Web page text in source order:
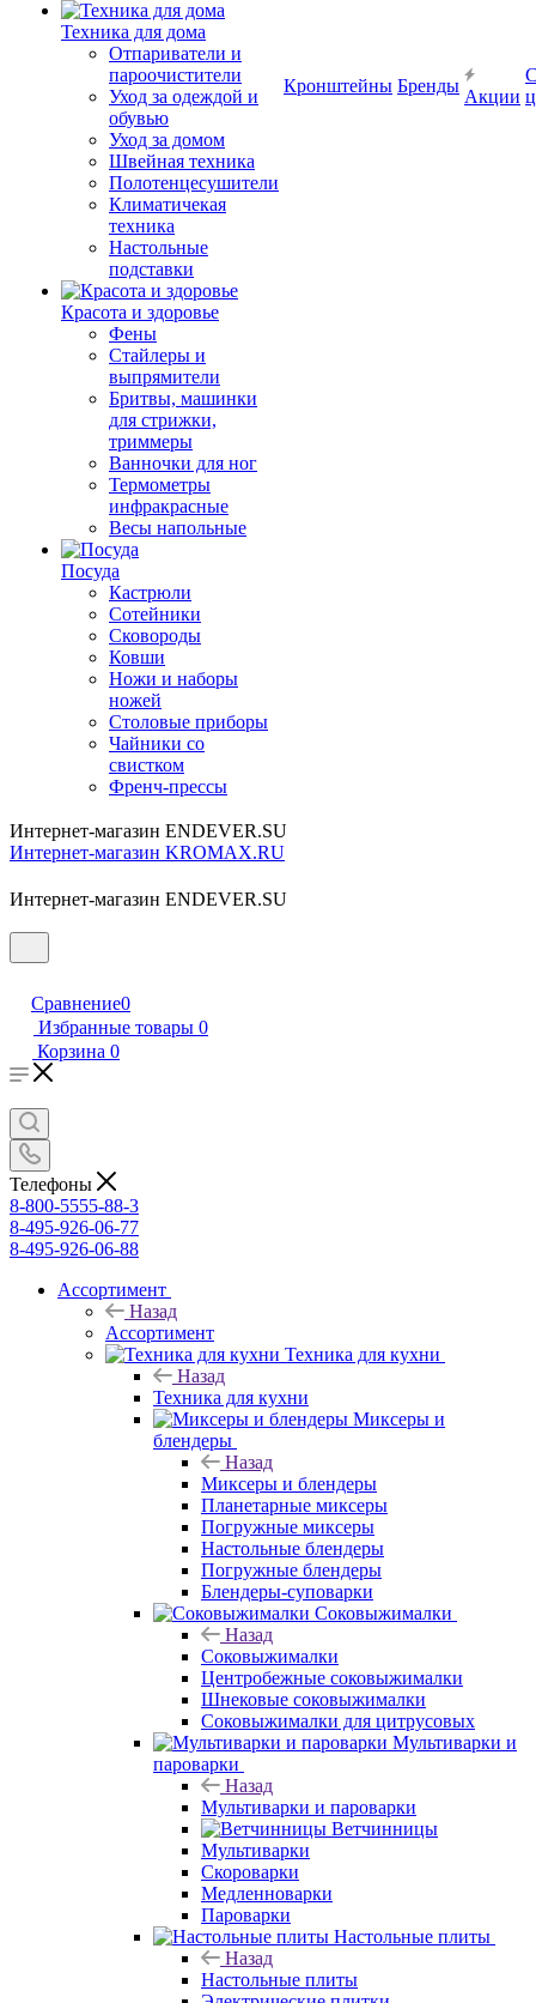
Техника для дома
Отпариватели и
пароочистители
Уход за одеждой и
обувью
Уход за домом
Швейная техника
Полотенцесушители
Климатичекая
техника
Настольные
подставки
Красота и здоровье
Фены
Стайлеры и
выпрямители
Бритвы, машинки
для стрижки,
триммеры
Ванночки для ног
Термометры
инфракрасные
Весы напольные
Посуда
Кастрюли
Сотейники
Сковороды
Ковши
Ножи и наборы
ножей
Столовые приборы
Чайники со
свистком
Френч-прессы
Кронштейны Бренды
Акции
Интернет-магазин ENDEVER.SU
Интернет-магазин KROMAX.RU
Интернет-магазин ENDEVER.SU
Сравнение0
Избранные товары 0
Корзина 0
Телефоны
8-800-5555-88-3
8-495-926-06-77
8-495-926-06-88
Ассортимент
Назад
Ассортимент
Техника для кухни
Назад
Техника для кухни
Миксеры и
блендеры
Назад
Миксеры и блендеры
Планетарные миксеры
Погружные миксеры
Настольные блендеры
Погружные блендеры
Блендеры-суповарки
Соковыжималки
Назад
Соковыжималки
Центробежные соковыжималки
Шнековые соковыжималки
Соковыжималки для цитрусовых
Мультиварки и
пароварки
Назад
Мультиварки и пароварки
Ветчинницы
Мультиварки
Скороварки
Медленноварки
Пароварки
Настольные плиты
Назад
Настольные плиты